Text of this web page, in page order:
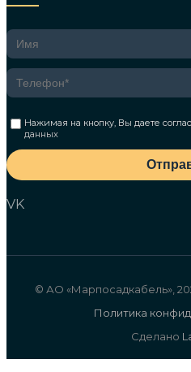
Нажимая на кнопку, Вы даете
данных
VK
© АО «Марпосадкабель»,
Политика
Сделано